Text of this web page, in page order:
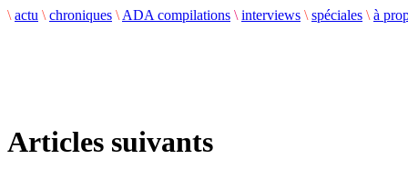
\ actu \ chroniques \ ADA compilations \ interviews \ spéciales \ à
Articles suivants